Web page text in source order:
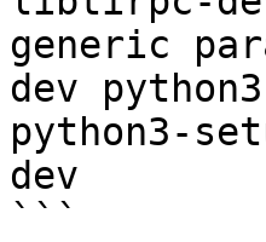
generic
dev
python3-
dev
```